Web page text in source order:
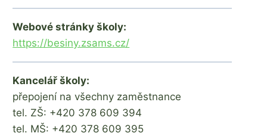
Webové stránky školy:
https://besiny.zsams.cz/
Kancelář školy:
přepojení na všechny zaměstnance
tel. ZŠ: +420 378 609 394
tel. MŠ: +420 378 609 395